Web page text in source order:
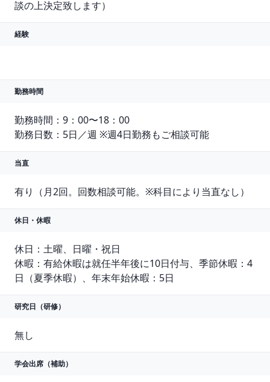
談の上決定致します）
経験
勤務時間
勤務時間：9：00〜18：00
勤務日数：5日／週 ※週4日勤務もご相談可能
当直
有り（月2回。回数相談可能。※科目により当直なし）
休日・休暇
休日：土曜、日曜・祝日
休暇：有給休暇は就任半年後に10日付与、季節休暇：4
日（夏季休暇）、年末年始休暇：5日
研究日（研修）
無し
学会出席（補助）